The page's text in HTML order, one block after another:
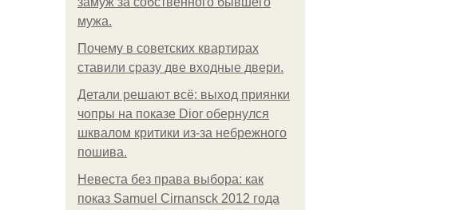
мужа.
Почему в советских квартирах
ставили сразу две входные двери.
Детали решают всё: выход приянки
чопры на показе Dior обернулся
шквалом критики из-за небрежного
пошива.
Невеста без права выбора: как
показ Samuel Cirnansck 2012 года